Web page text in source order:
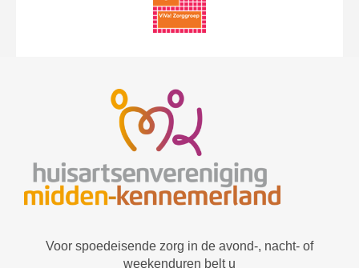
Voor spoedeisende zorg in de avond-, nacht- of
weekenduren belt u